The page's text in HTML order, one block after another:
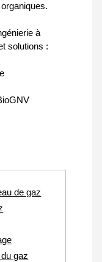
à
solutions :
de gaz
gaz